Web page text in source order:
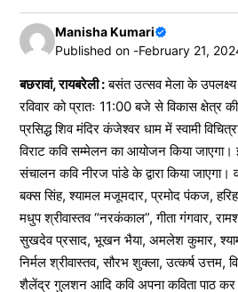
Manisha Kumari
Published on -February 21,
बछरावां, रायबरेली :बसंत उत्सव मेला के
रविवार को प्रातः 11:00 बजे से विकास क्षेत्र
प्रसिद्ध शिव मंदिर कंजेश्वर धाम में स्वामी
विराट कवि सम्मेलन का आयोजन किया
संचालन कवि नीरज पांडे के द्वारा किया
बक्स सिंह, श्यामल मजूमदार, प्रमोद पंकज,
मधुप श्रीवास्तव “नरकंकाल”, गीता गंगवार,
सुखदेव प्रसाद, भूखन भैया, अमलेश कुमार, श्याम
निर्मल श्रीवास्तव, सौरभ शुक्ला, उत्कर्ष उत्तम,
शैलेंद्र गुलशन आदि कवि अपना कविता पाठ